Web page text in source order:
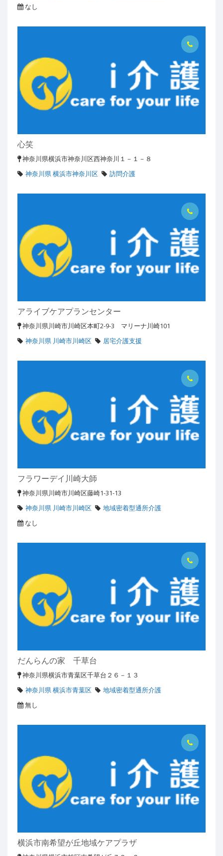
なし
心笑
神奈川県横浜市神奈川区西神奈川１－１－８
神奈川県 横浜市神奈川区
訪問介護
アライブケアプランセンター
神奈川県川崎市川崎区本町2-9-3 マリーナ川崎101
神奈川県 川崎市川崎区
居宅介護支援
フラワーデイ川崎大師
神奈川県川崎市川崎区藤崎1-31-13
神奈川県 川崎市川崎区
地域密着型通所介護
なし
だんらんの家 千草台
神奈川県横浜市青葉区千草台２６－１３
神奈川県 横浜市青葉区
地域密着型通所介護
無し
横浜市南希望が丘地域ケアプラザ